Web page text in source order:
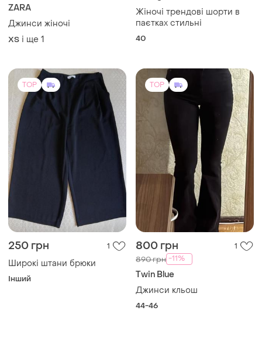
ZARA
Джинси жіночі
XS і ще 1
Жіночі трендові шорти в
паєтках стильні
40
TOP
250 грн 1
Широкі штани брюки
Інший
TOP
800 грн 1
890 грн -11%
Twin Blue
Джинси кльош
44-46